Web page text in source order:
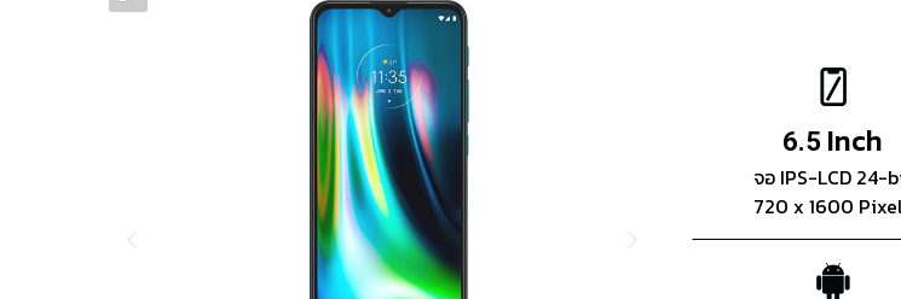
6.5 Inch
จอ IPS-LCD 24-
720 x 1600